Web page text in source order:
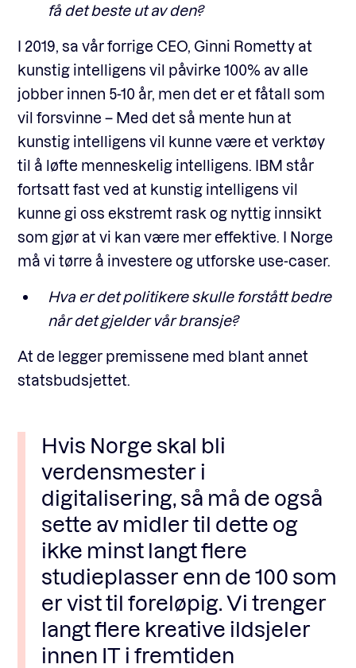
få det beste ut av den?
I 2019, sa vår forrige CEO, Ginni Rometty at
kunstig intelligens vil påvirke 100% av alle
jobber innen 5-10 år, men det er et fåtall som
vil forsvinne – Med det så mente hun at
kunstig intelligens vil kunne være et verktøy
til å løfte menneskelig intelligens. IBM står
fortsatt fast ved at kunstig intelligens vil
kunne gi oss ekstremt rask og nyttig innsikt
som gjør at vi kan være mer effektive. I Norge
må vi tørre å investere og utforske use-caser.
Hva er det politikere skulle forstått bedre
når det gjelder vår bransje?
At de legger premissene med blant annet
statsbudsjettet.
Hvis Norge skal bli
verdensmester i
digitalisering, så må de også
sette av midler til dette og
ikke minst langt flere
studieplasser enn de 100 som
er vist til foreløpig. Vi trenger
langt flere kreative ildsjeler
innen IT i fremtiden